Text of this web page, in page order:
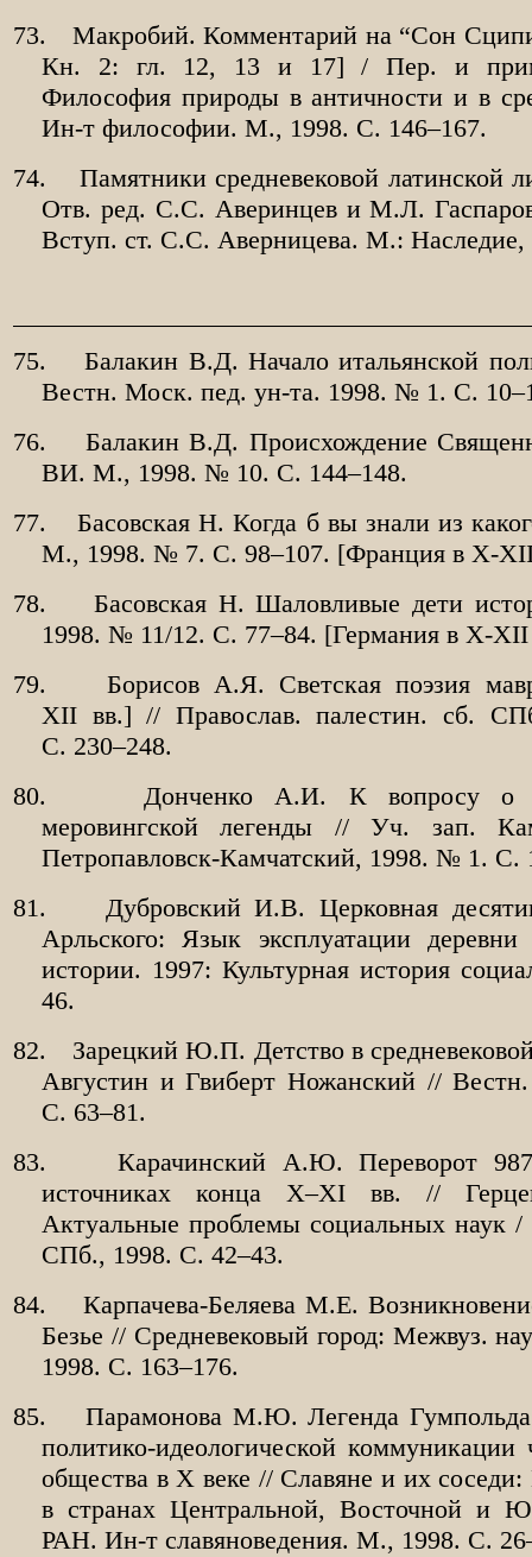
73.
Макробий. Комментарий на “Сон
Кн. 2: гл. 12, 13 и 17] / Пер. и
Философия природы в античности и в
Ин-т философии. М., 1998. С. 146–167.
74.
Памятники средневековой латинской
Отв. ред. С.С. Аверинцев и М.Л.
Вступ. ст. С.С. Аверницева. М.: Наследие,
75.
Балакин В.Д. Начало итальянской
Вестн. Моск. пед. ун-та. 1998. № 1. С.
76.
Балакин В.Д. Происхождение
ВИ. М., 1998. № 10. С. 144–148.
77.
Басовская Н. Когда б вы знали из
М., 1998. № 7. С. 98–107. [Франция в X-
78.
Басовская Н. Шаловливые дети
1998. № 11/12. С. 77–84. [Германия в X-XII
79.
Борисов А.Я. Светская поэзия
XII вв.] // Православ. палестин. сб.
С. 230–248.
80.
Донченко А.И. К вопросу о
меровингской легенды // Уч. зап.
Петропавловск-Камчатский, 1998. № 1. С.
81.
Дубровский И.В. Церковная
Арльского: Язык эксплуатации
истории. 1997: Культурная история
46.
82.
Зарецкий Ю.П. Детство в
Августин и Гвиберт Ножанский //
С. 63–81.
83.
Карачинский А.Ю. Переворот
источниках конца X–XI вв. //
Актуальные проблемы социальных
СПб., 1998. С. 42–43.
84.
Карпачева-Беляева М.Е.
Безье // Средневековый город: Межвуз.
1998. С. 163–176.
85.
Парамонова М.Ю. Легенда
политико-идеологической коммуникации
общества в X веке // Славяне и их
в странах Центральной, Восточной и
РАН. Ин-т славяноведения. М., 1998. С.